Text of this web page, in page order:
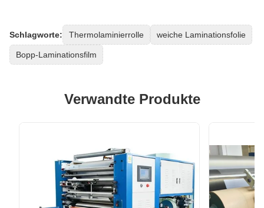
Schlagworte: Thermolaminierrolle weiche Laminationsfolie
Bopp-Laminationsfilm
Verwandte Produkte